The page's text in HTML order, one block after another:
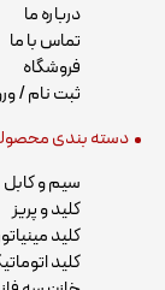
درباره ما
تماس با ما
فروشگاه
ثبت نام /
دسته بندی
سیم و کابل
کلید و پریز
کلید
کلید